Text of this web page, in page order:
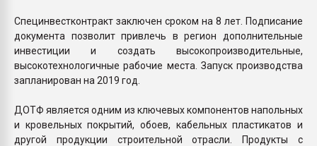
Специнвестконтракт заключен сроком на 8 лет. Подписание
документа позволит привлечь в регион дополнительные
инвестиции и создать высокопроизводительные,
высокотехнологичные рабочие места. Запуск производства
запланирован на 2019 год.
ДОТФ является одним из ключевых компонентов напольных
и кровельных покрытий, обоев, кабельных пластикатов и
другой продукции строительной отрасли. Продукты с